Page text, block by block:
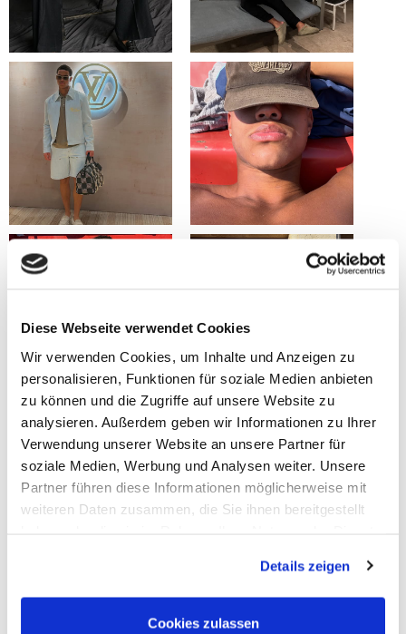
Diese Webseite verwendet Cookies
Wir verwenden Cookies, um Inhalte und Anzeigen zu
personalisieren, Funktionen für soziale Medien anbieten
zu können und die Zugriffe auf unsere Website zu
analysieren. Außerdem geben wir Informationen zu Ihrer
Verwendung unserer Website an unsere Partner für
soziale Medien, Werbung und Analysen weiter. Unsere
Partner führen diese Informationen möglicherweise mit
weiteren Daten zusammen, die Sie ihnen bereitgestellt
Details zeigen
Cookies zulassen